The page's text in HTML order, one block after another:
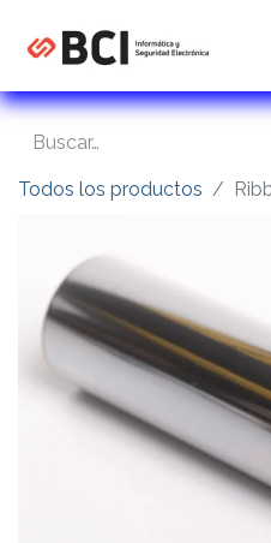
Todos los productos